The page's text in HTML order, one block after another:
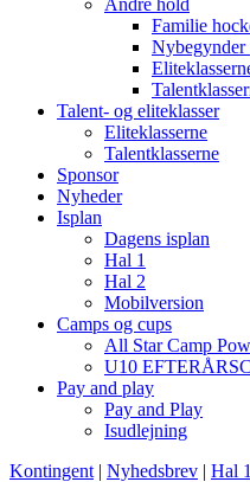
Andre hold
Familie
Nybegynder
Talent- og eliteklasser
Eliteklasserne
Talentklasserne
Sponsor
Nyheder
Isplan
Dagens isplan
Hal 1
Hal 2
Mobilversion
Camps og cups
All Star Camp
U10
Pay and play
Pay and Play
Isudlejning
Kontingent | Nyhedsbrev | Hal 1